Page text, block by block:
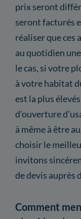
prix seront
seront facturés
réaliser que ces
au quotidien
le cas, si votre
à votre habitat
est la plus
d'ouverture
à même à être
choisir le
invitons
de devis auprès
Comment